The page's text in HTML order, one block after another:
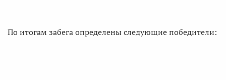
По итогам забега определены следующие победители: